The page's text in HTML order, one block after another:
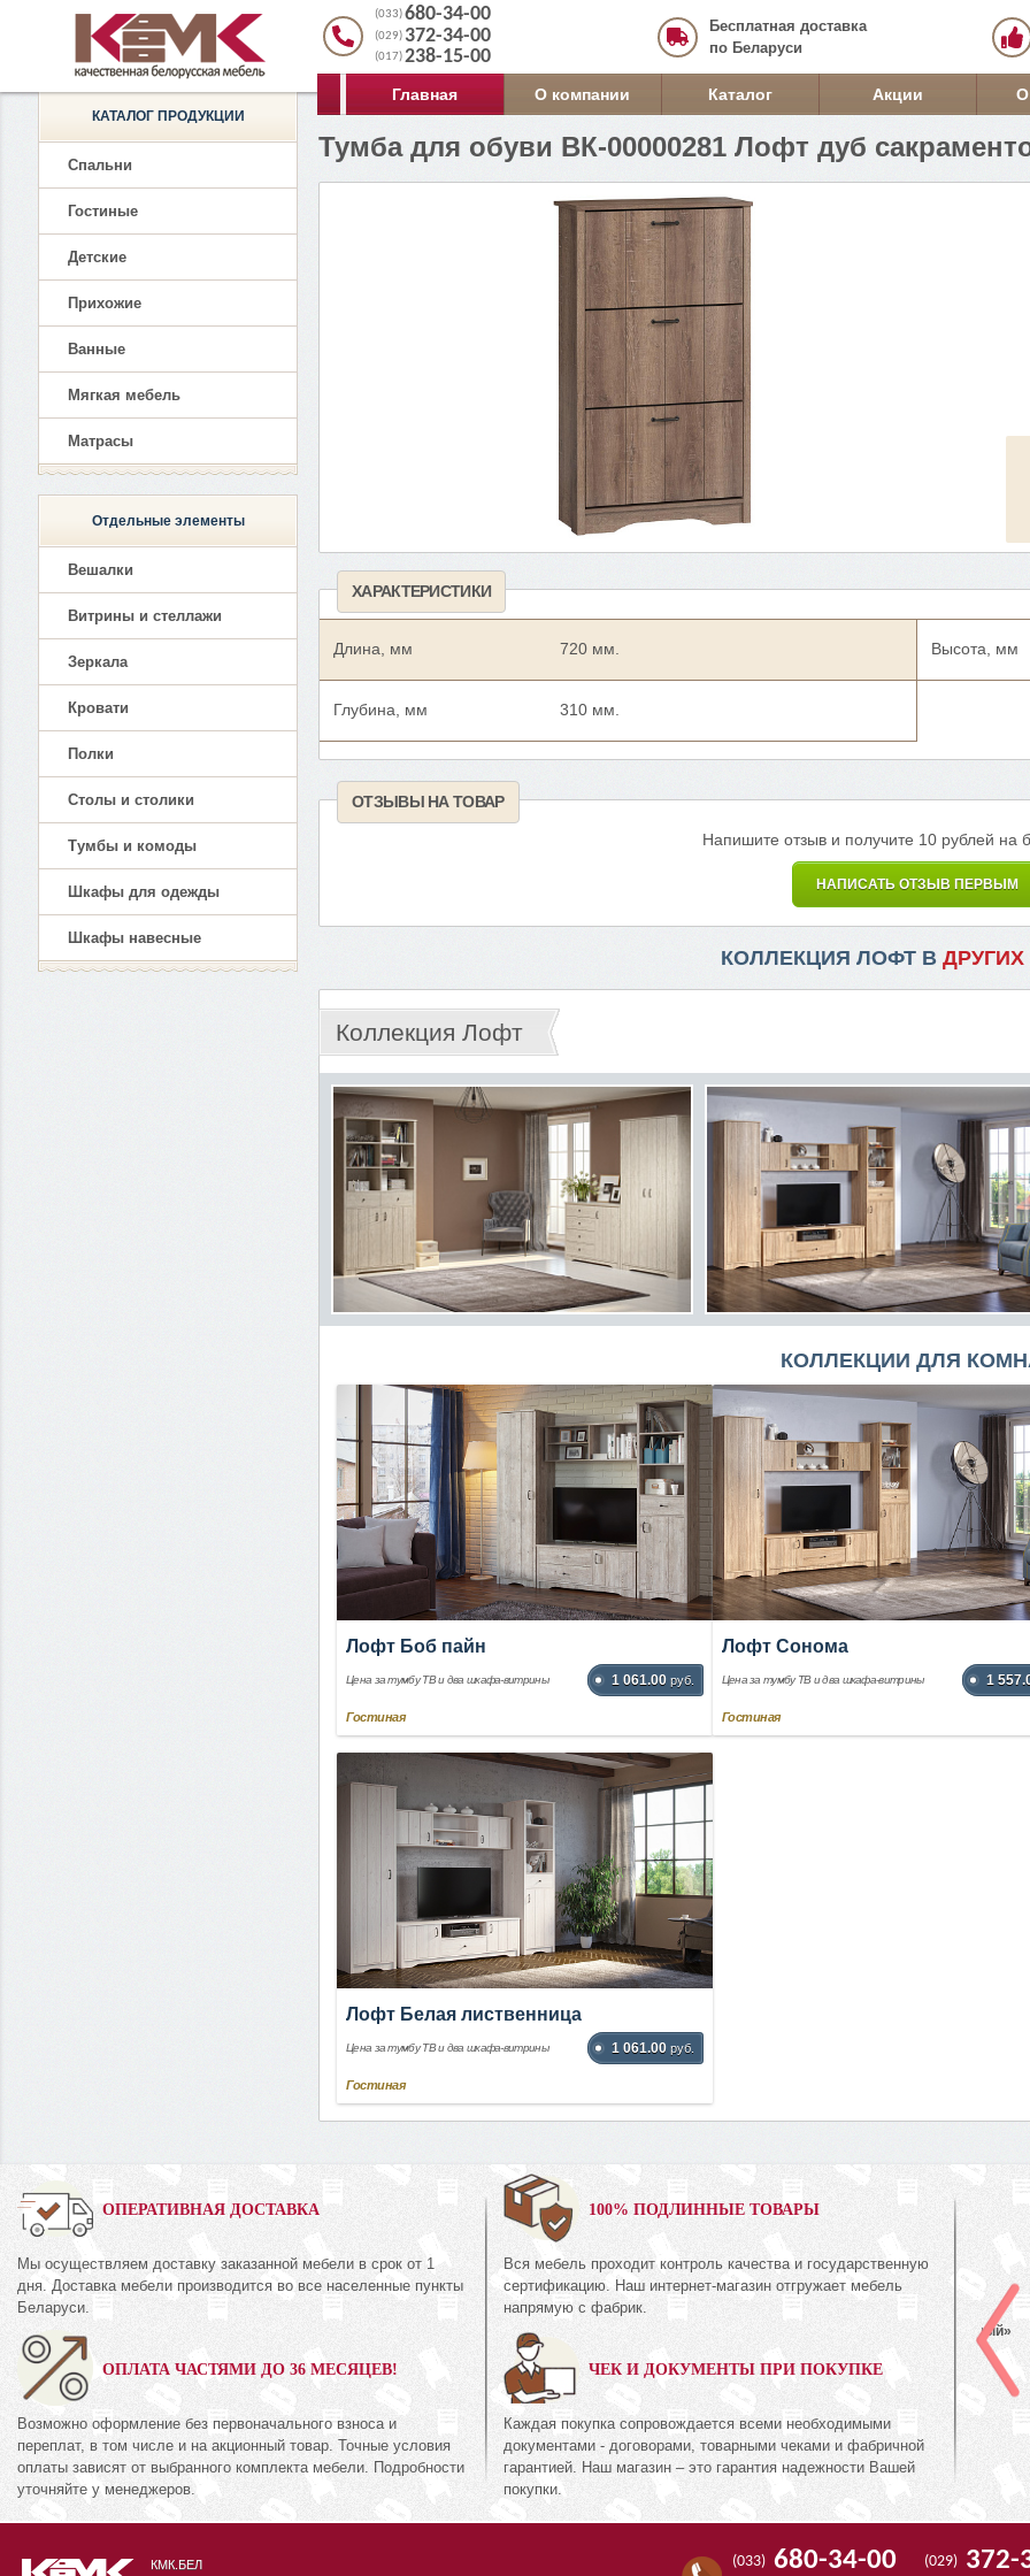
(033)680-34-00
(029) 372-34-00
(017)238-15-00
Бесплатная доставка
по Беларуси
Главная О компании Каталог Акции
Тумба для обуви ВК-00000281 Лофт дуб
ХАРАКТЕРИСТИКИ
Длина, мм 720 мм.
Глубина, мм 310 мм.
Высота, мм
ОТЗЫВЫ НА ТОВАР
Напишите отзыв и получите 10 рублей на
НАПИСАТЬ ОТЗЫВ ПЕРВЫМ
КОЛЛЕКЦИЯ ЛОФТ В ДРУГИХ
Коллекция Лофт
КОЛЛЕКЦИИ ДЛЯ
Лофт Боб пайн
Цена за тумбу ТВ и два шкафа-витрины 1 061.00 руб.
Гостиная
Лофт Сонома
Цена за тумбу ТВ и два шкафа-витрины 1
Гостиная
Лофт Белая лиственница
Цена за тумбу ТВ и два шкафа-витрины 1 061.00 руб.
Гостиная
КАТАЛОГ ПРОДУКЦИИ
Спальни
Гостиные
Детские
Прихожие
Ванные
Мягкая мебель
Матрасы
Отдельные элементы
Вешалки
Витрины и стеллажи
Зеркала
Кровати
Полки
Столы и столики
Тумбы и комоды
Шкафы для одежды
Шкафы навесные
ОПЕРАТИВНАЯ ДОСТАВКА
Мы осуществляем доставку заказанной мебели в срок от 1
дня. Доставка мебели производится во все населенные пункты
Беларуси.
ОПЛАТА ЧАСТЯМИ ДО 36 МЕСЯЦЕВ!
Возможно оформление без первоначального взноса и
переплат, в том числе и на акционный товар. Точные условия
оплаты зависят от выбранного комплекта мебели. Подробности
уточняйте у менеджеров.
100% ПОДЛИННЫЕ ТОВАРЫ
Вся мебель проходит контроль качества и государственную
сертификацию. Наш интернет-магазин отгружает мебель
напрямую с фабрик.
ЧЕК И ДОКУМЕНТЫ ПРИ ПОКУПКЕ
Каждая покупка сопровождается всеми необходимыми
документами - договорами, товарными чеками и фабричной
гарантией. Наш магазин – это гарантия надежности Вашей
покупки.
«Риксос»
руб. 371
Комод
Коллекция «Эстель Белый»
672
0%
Шкаф с витриной (левый)
Коллекция «Эстель Белый»
511руб.
КМК.БЕЛ (033) 680-34-00 (029) 372-